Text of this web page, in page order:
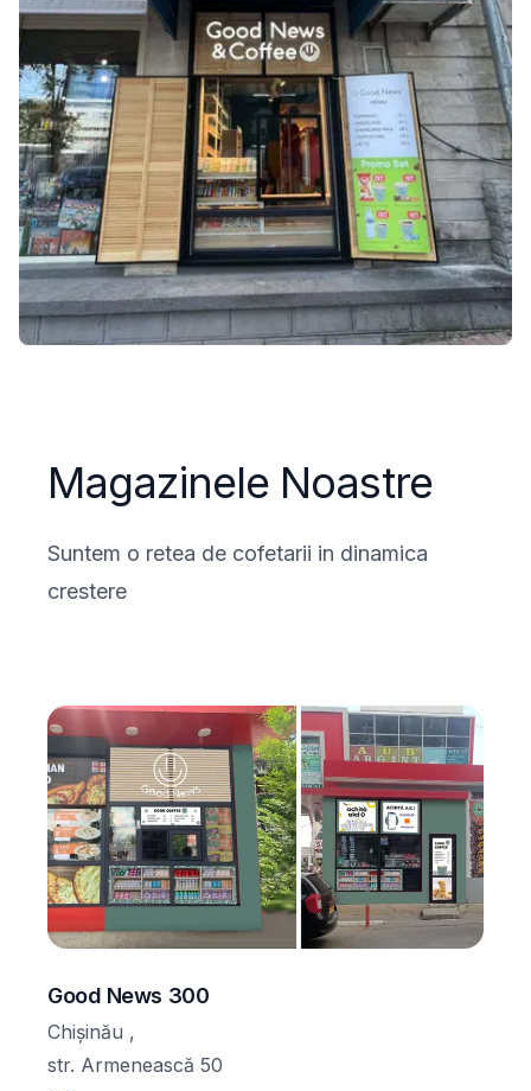
Magazinele Noastre
Suntem o retea de cofetarii in dinamica
crestere
Good News 300
Chișinău ,
str. Armenească 50